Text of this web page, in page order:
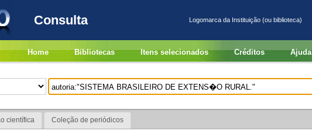
Consulta Logomarca da Instituição (ou biblioteca)
Home Bibliotecas Itens selecionados Créditos Ajuda
científica
Coleção de periódicos